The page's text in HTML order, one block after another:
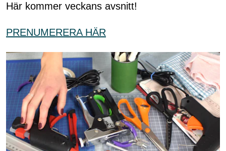
Här kommer veckans avsnitt!
PRENUMERERA HÄR